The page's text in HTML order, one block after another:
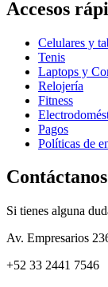
Accesos
Celulares y
Tenis
Laptops y
Relojería
Fitness
Pagos
Políticas de
Contáctanos
Si tienes alguna
Av. Empresarios
+52 33 2441 7546